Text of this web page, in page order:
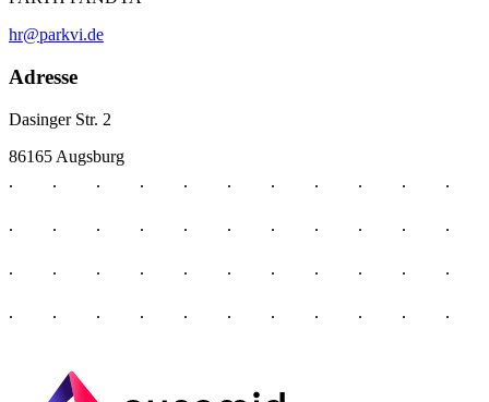
hr@parkvi.de
Adresse
Dasinger Str. 2
86165 Augsburg